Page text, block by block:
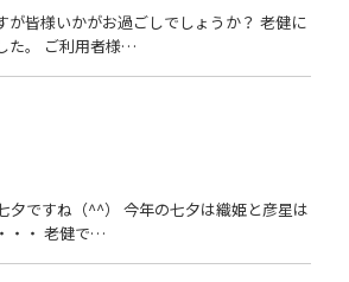
が皆様いかがお過ごしでしょうか？ 老健に
た。 ご利用者様…
ですね（^^） 今年の七夕は織姫と彦星は
・・ 老健で…